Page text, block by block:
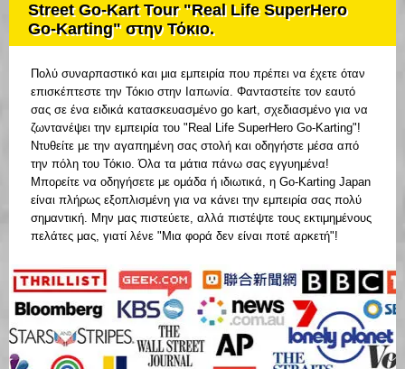
Street Go-Kart Tour "Real Life SuperHero
Go-Karting" στην Τόκιο.
Πολύ συναρπαστικό και μια εμπειρία που πρέπει να έχετε όταν
επισκέπτεστε την Τόκιο στην Ιαπωνία. Φανταστείτε τον εαυτό
σας σε ένα ειδικά κατασκευασμένο go kart, σχεδιασμένο για να
ζωντανέψει την εμπειρία του "Real Life SuperHero Go-Karting"!
Ντυθείτε με την αγαπημένη σας στολή και οδηγήστε μέσα από
την πόλη του Τόκιο. Όλα τα μάτια πάνω σας εγγυημένα!
Μπορείτε να οδηγήσετε με ομάδα ή ιδιωτικά, η Go-Karting Japan
είναι πλήρως εξοπλισμένη για να κάνει την εμπειρία σας πολύ
σημαντική. Μην μας πιστεύετε, αλλά πιστέψτε τους εκτιμημένους
πελάτες μας, γιατί λένε "Μια φορά δεν είναι ποτέ αρκετή"!